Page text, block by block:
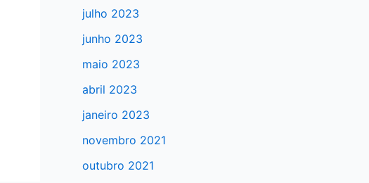
a
r
p
o
r
:
julho 2023
junho 2023
maio 2023
abril 2023
janeiro 2023
novembro 2021
outubro 2021